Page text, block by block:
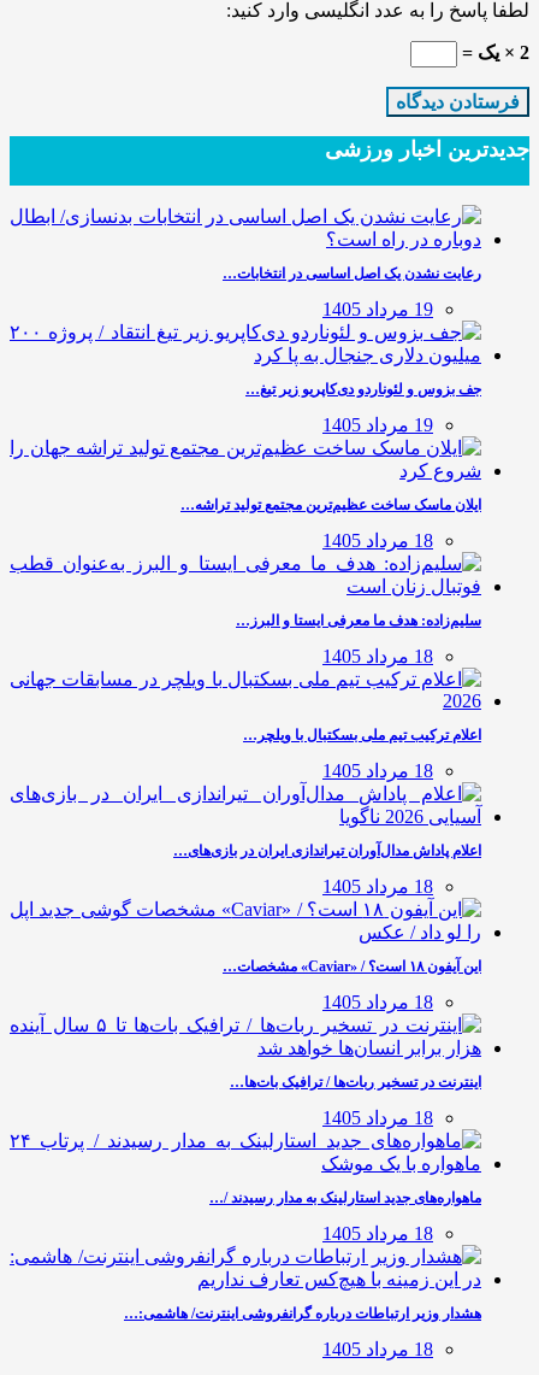
لطفا پاسخ را به عدد انگلیسی وارد کنید:
2 × یک =
جدیدترین‌ اخبار ورزشی
رعایت نشدن یک اصل اساسی در انتخابات…
19 مرداد 1405
جف بزوس و لئوناردو دی‌کاپریو زیر تیغ…
19 مرداد 1405
ایلان ماسک ساخت عظیم‌ترین مجتمع تولید تراشه…
18 مرداد 1405
سلیم‌زاده: هدف‌ ما معرفی ایستا و البرز…
18 مرداد 1405
اعلام ترکیب تیم ملی بسکتبال با ویلچر…
18 مرداد 1405
اعلام پاداش مدال‌آوران تیراندازی ایران در بازی‌های…
18 مرداد 1405
این آیفون ۱۸ است؟ / «Caviar» مشخصات…
18 مرداد 1405
اینترنت در تسخیر ربات‌ها / ترافیک بات‌ها…
18 مرداد 1405
ماهواره‌های جدید استارلینک به مدار رسیدند /…
18 مرداد 1405
هشدار وزیر ارتباطات درباره گرانفروشی اینترنت/ هاشمی:…
18 مرداد 1405